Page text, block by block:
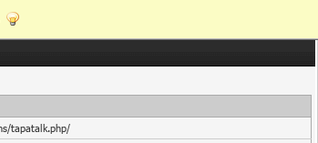
/inc/plugins/tapatalk.php